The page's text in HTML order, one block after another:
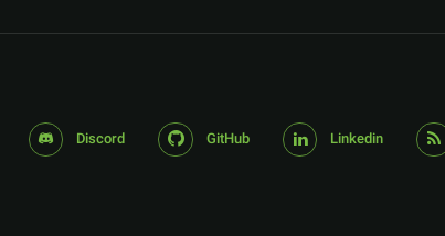
Discord GitHub Linkedin